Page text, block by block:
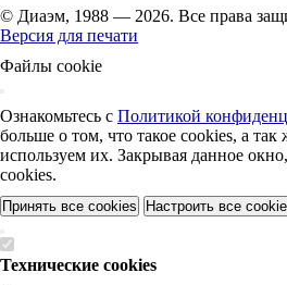
© Диаэм, 1988 — 2026. Все права
Версия для печати
Файлы cookie
Ознакомьтесь с Политикой
больше о том, что такое cookies, а
используем их. Закрывая данное
cookies.
Принять все cookies Настроить все
Технические cookies